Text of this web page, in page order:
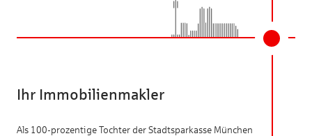
Ihr Immobilienmakler
Als 100-prozentige Tochter der Stadtsparkasse München